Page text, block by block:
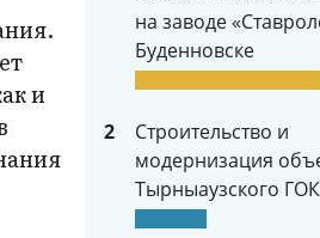
и
на заводе
Буденновске
2
Строительство и
модернизация
Тырныаузского